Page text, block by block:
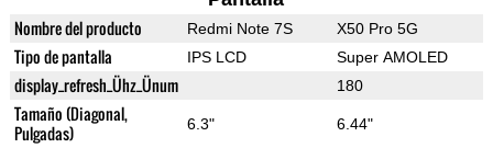
Nombre del producto Redmi Note 7S X50 Pro 5G
Tipo de pantalla IPS LCD Super AMOLED
display_refresh_Ühz_Ünum 180
Tamaño (Diagonal,
Pulgadas)
6.3" 6.44"